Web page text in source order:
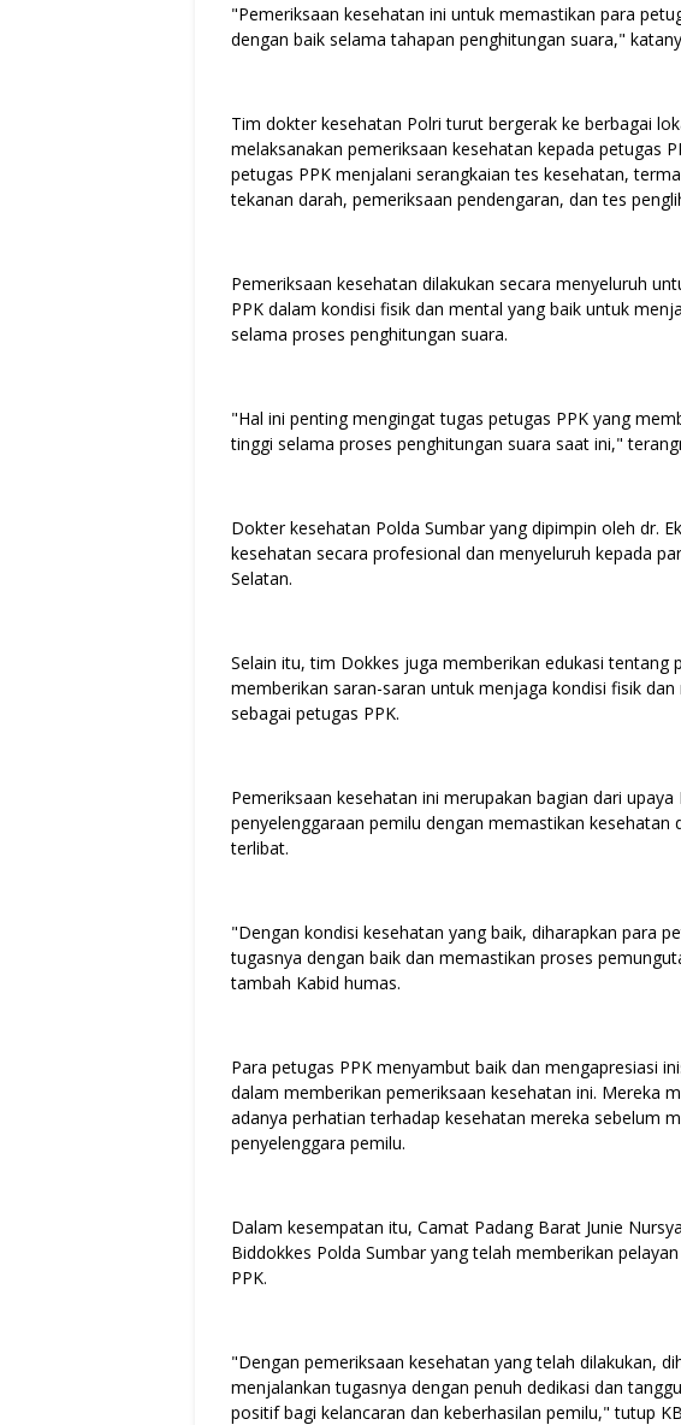
"Pemeriksaan kesehatan ini untuk memastikan para
dengan baik selama tahapan penghitungan suara,"
Tim dokter kesehatan Polri turut bergerak ke berbagai
melaksanakan pemeriksaan kesehatan kepada petugas
petugas PPK menjalani serangkaian tes kesehatan,
tekanan darah, pemeriksaan pendengaran, dan tes
Pemeriksaan kesehatan dilakukan secara menyeluruh
PPK dalam kondisi fisik dan mental yang baik untuk
selama proses penghitungan suara.
"Hal ini penting mengingat tugas petugas PPK yang
tinggi selama proses penghitungan suara saat ini,"
Dokter kesehatan Polda Sumbar yang dipimpin oleh dr.
kesehatan secara profesional dan menyeluruh kepada
Selatan.
Selain itu, tim Dokkes juga memberikan edukasi tentang
memberikan saran-saran untuk menjaga kondisi fisik
sebagai petugas PPK.
Pemeriksaan kesehatan ini merupakan bagian dari
penyelenggaraan pemilu dengan memastikan kesehatan
terlibat.
"Dengan kondisi kesehatan yang baik, diharapkan para
tugasnya dengan baik dan memastikan proses
tambah Kabid humas.
Para petugas PPK menyambut baik dan mengapresiasi
dalam memberikan pemeriksaan kesehatan ini. Mereka
adanya perhatian terhadap kesehatan mereka sebelum
penyelenggara pemilu.
Dalam kesempatan itu, Camat Padang Barat Junie
Biddokkes Polda Sumbar yang telah memberikan
PPK.
"Dengan pemeriksaan kesehatan yang telah dilakukan,
menjalankan tugasnya dengan penuh dedikasi dan
positif bagi kelancaran dan keberhasilan pemilu," tutup